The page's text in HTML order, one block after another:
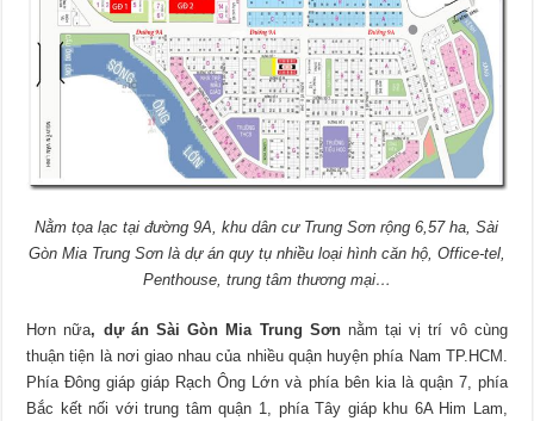
Nằm tọa lạc tại đường 9A, khu dân cư Trung Sơn rộng 6,57 ha, Sài
Gòn Mia Trung Sơn là dự án quy tụ nhiều loại hình căn hộ, Office-tel,
Penthouse, trung tâm thương mại…
Hơn nữa, dự án Sài Gòn Mia Trung Sơnnằm tại vị trí vô cùng
thuận tiện là nơi giao nhau của nhiều quận huyện phía Nam TP.HCM.
Phía Đông giáp giáp Rạch Ông Lớn và phía bên kia là quận 7, phía
Bắc kết nối với trung tâm quận 1, phía Tây giáp khu 6A Him Lam,